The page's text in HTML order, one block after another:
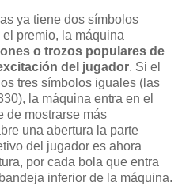
ya tiene dos símbolos
premio, la máquina
o trozos populares de
del jugador. Si el
tres símbolos iguales (las
la máquina entra en el
de mostrarse más
una abertura la parte
del jugador es ahora
por cada bola que entra
inferior de la máquina.